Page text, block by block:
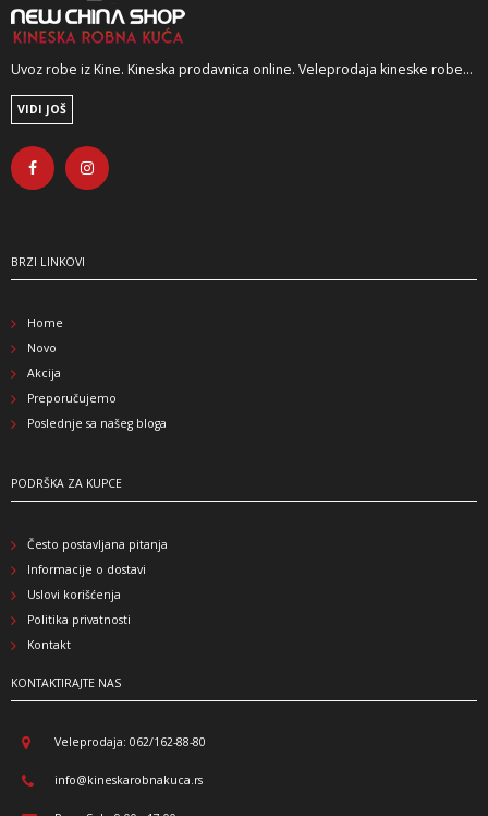
Uvoz robe iz Kine. Kineska prodavnica online. Veleprodaja kineske robe...
VIDI JOŠ
BRZI LINKOVI
Home
Novo
Akcija
Preporučujemo
Poslednje sa našeg bloga
PODRŠKA ZA KUPCE
Često postavljana pitanja
Informacije o dostavi
Uslovi korišćenja
Politika privatnosti
Kontakt
KONTAKTIRAJTE NAS
Veleprodaja: 062/162-88-80
info@kineskarobnakuca.rs